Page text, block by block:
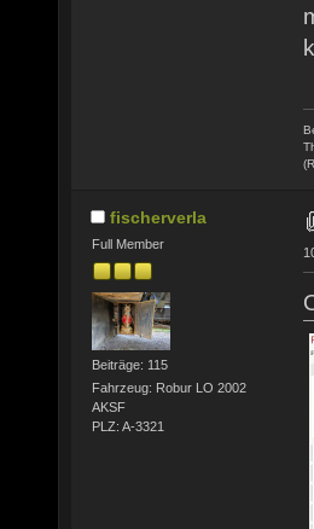
fischerverla
Full Member
Beiträge: 115
Fahrzeug: Robur LO 2002
AKSF
PLZ: A-3321